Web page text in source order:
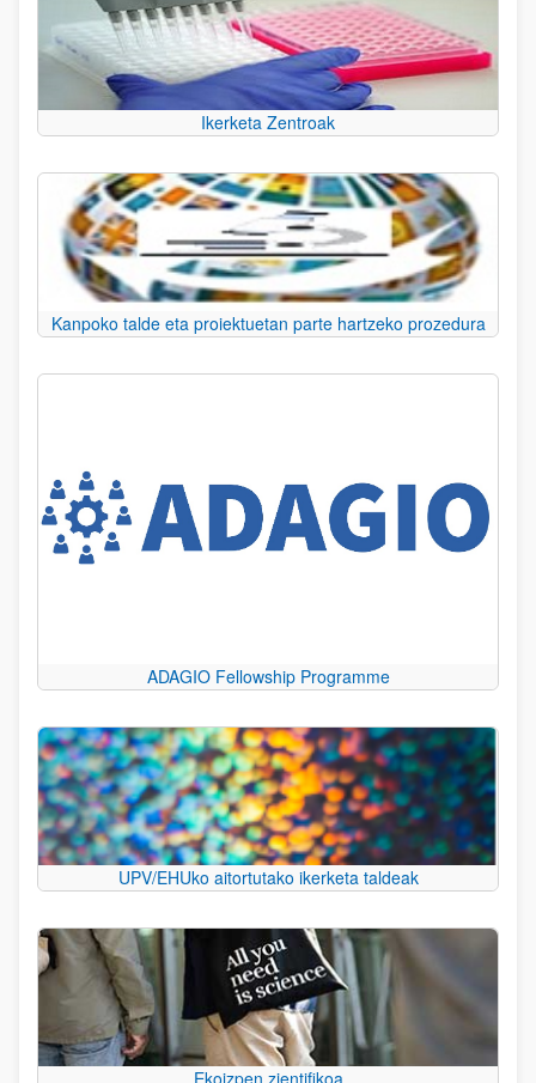
Ikerketa Zentroak
Kanpoko talde eta proiektuetan parte hartzeko prozedura
ADAGIO Fellowship Programme
UPV/EHUko aitortutako ikerketa taldeak